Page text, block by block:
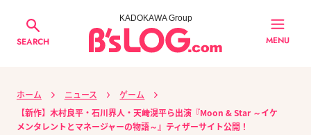
SEARCH
KADOKAWA Group
MENU
ホーム ニュース
ゲーム
【新作】木村良平・石川界人・天﨑滉平ら出演『Moon & Star ～イケ
メンタレントとマネージャーの物語～』ティザーサイト公開！